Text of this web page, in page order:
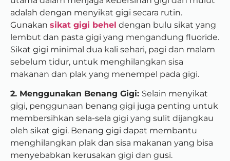
adalah dengan menyikat gigi secara rutin.
Gunakan sikat gigi behel dengan bulu sikat yang
lembut dan pasta gigi yang mengandung fluoride.
Sikat gigi minimal dua kali sehari, pagi dan malam
sebelum tidur, untuk menghilangkan sisa
makanan dan plak yang menempel pada gigi.
2. Menggunakan Benang Gigi: Selain menyikat
gigi, penggunaan benang gigi juga penting untuk
membersihkan sela-sela gigi yang sulit dijangkau
oleh sikat gigi. Benang gigi dapat membantu
menghilangkan plak dan sisa makanan yang bisa
menyebabkan kerusakan gigi dan gusi.